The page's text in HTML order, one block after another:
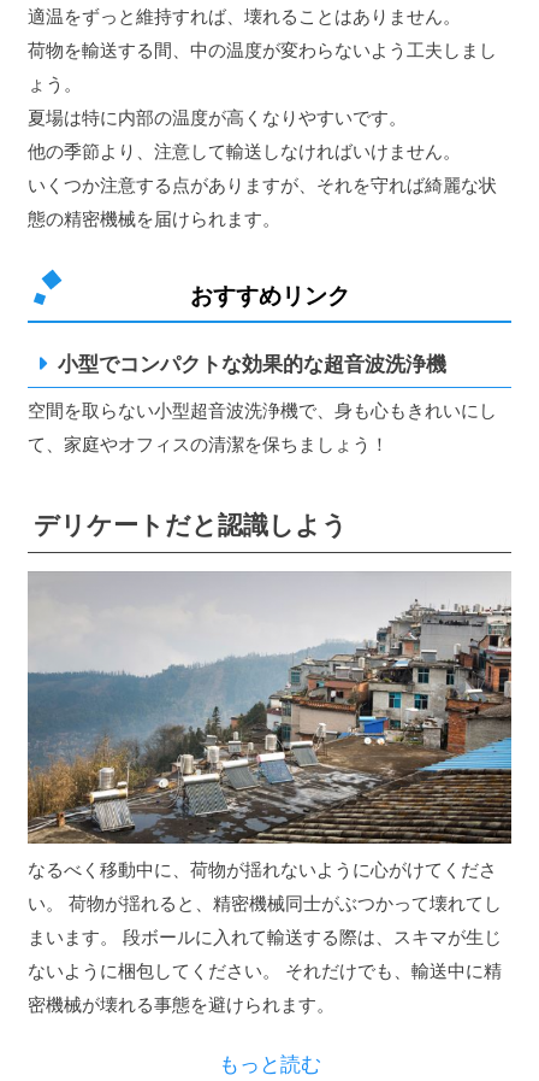
適温をずっと維持すれば、壊れることはありません。
荷物を輸送する間、中の温度が変わらないよう工夫しまし
ょう。
夏場は特に内部の温度が高くなりやすいです。
他の季節より、注意して輸送しなければいけません。
いくつか注意する点がありますが、それを守れば綺麗な状
態の精密機械を届けられます。
おすすめリンク
小型でコンパクトな効果的な超音波洗浄機
空間を取らない小型超音波洗浄機で、身も心もきれいにし
て、家庭やオフィスの清潔を保ちましょう！
デリケートだと認識しよう
なるべく移動中に、荷物が揺れないように心がけてくださ
い。 荷物が揺れると、精密機械同士がぶつかって壊れてし
まいます。 段ボールに入れて輸送する際は、スキマが生じ
ないように梱包してください。 それだけでも、輸送中に精
密機械が壊れる事態を避けられます。
もっと読む